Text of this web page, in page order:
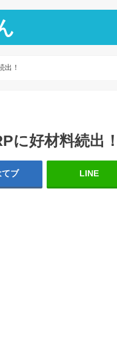
出！
に好材料続出！
てブ LINE